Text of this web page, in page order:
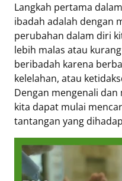
Langkah pertama
ibadah adalah dengan
perubahan dalam diri
lebih malas atau
beribadah karena
kelelahan, atau
Dengan mengenali
kita dapat mulai
tantangan yang
and
Dont's
Rules
Cara
Menjadi
Retizen